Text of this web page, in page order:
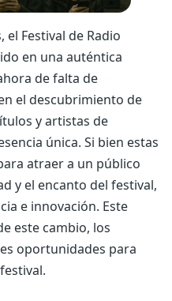
Festival de Radio
en una auténtica
de falta de
el descubrimiento de
y artistas de
única. Si bien estas
atraer a un público
y el encanto del festival,
e innovación. Este
este cambio, los
oportunidades para